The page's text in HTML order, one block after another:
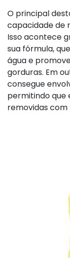
O principal
capacidade de
Isso acontece
sua fórmula,
água e
gorduras. Em
consegue
permitindo que
removidas com